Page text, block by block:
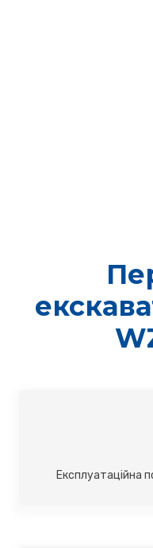
Експлуатаційна